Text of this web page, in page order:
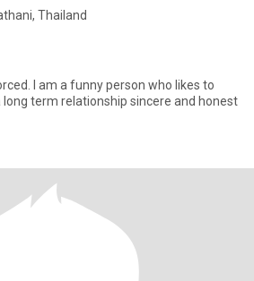
Thailand
I am a funny person who likes to
term relationship sincere and honest